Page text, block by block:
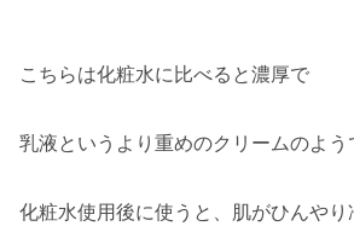
こちらは化粧水に比べると濃厚で
乳液というより重めのクリームのよう
化粧水使用後に使うと、肌がひんや